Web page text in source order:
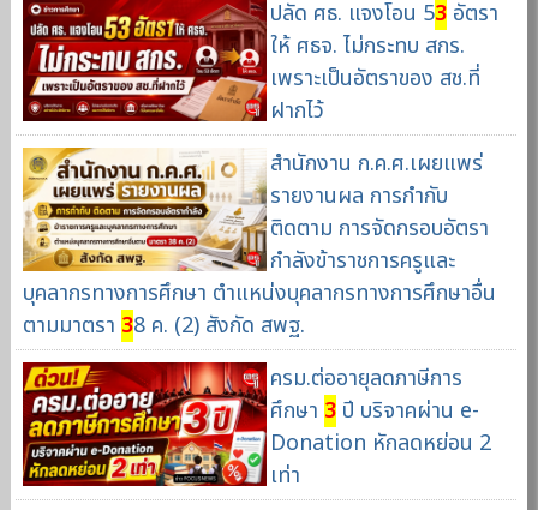
ปลัด ศธ. แจงโอน 53อัตรา
ให้ ศธจ. ไม่กระทบ สกร.
เพราะเป็นอัตราของ สช.ที่
ฝากไว้
สำนักงาน ก.ค.ศ.เผยแพร่
รายงานผล การกำกับ
ติดตาม การจัดกรอบอัตรา
กำลังข้าราชการครูและ
บุคลากรทางการศึกษา ตำแหน่งบุคลากรทางการศึกษาอื่น
ตามมาตรา 38 ค. (2) สังกัด สพฐ.
ครม.ต่ออายุลดภาษีการ
ศึกษา 3ปี บริจาคผ่าน e-
Donation หักลดหย่อน 2
เท่า